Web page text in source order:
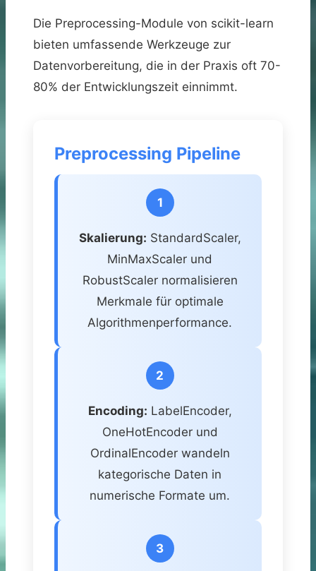
Die Preprocessing-Module von scikit-learn
bieten umfassende Werkzeuge zur
Datenvorbereitung, die in der Praxis oft 70-
80% der Entwicklungszeit einnimmt.
Preprocessing Pipeline
1
Skalierung: StandardScaler,
MinMaxScaler und
RobustScaler normalisieren
Merkmale für optimale
Algorithmenperformance.
2
Encoding: LabelEncoder,
OneHotEncoder und
OrdinalEncoder wandeln
kategorische Daten in
numerische Formate um.
3